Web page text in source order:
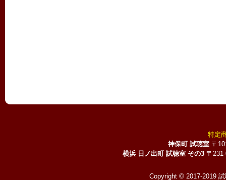
特定
神保町 試聴室 〒
横浜 日ノ出町 試聴室 その3 〒
Copyright © 2017-2019